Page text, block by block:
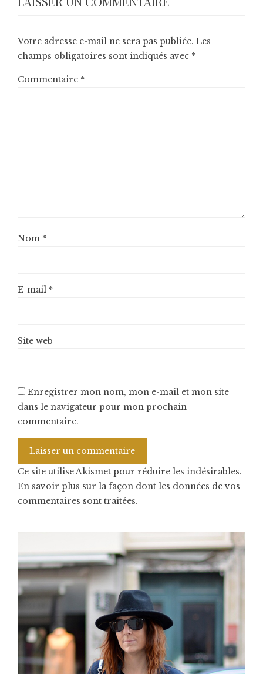
Votre adresse e-mail ne sera pas publiée. Les
champs obligatoires sont indiqués avec *
Commentaire *
Nom *
E-mail *
Site web
Enregistrer mon nom, mon e-mail et mon site
dans le navigateur pour mon prochain
commentaire.
Ce site utilise Akismet pour réduire les indésirables.
En savoir plus sur la façon dont les données de vos
commentaires sont traitées.